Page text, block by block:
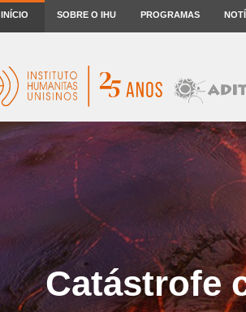
INÍCIO SOBRE O IHU PROGRAMAS
Catástrofe